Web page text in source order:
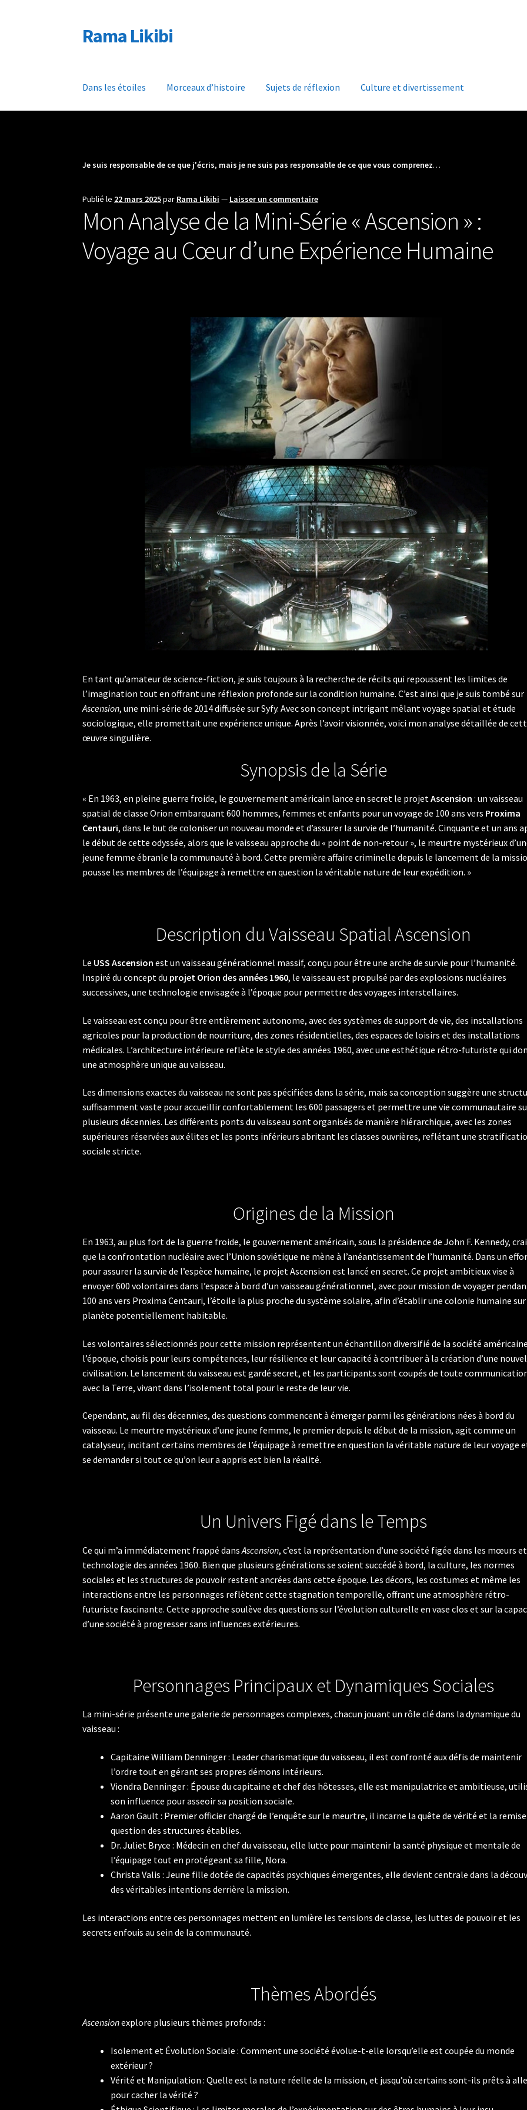
Aller
à
Aller
au
Rama Likibi
Dans les étoiles Morceaux d’histoire Sujets de réflexion Culture et divertissement
Je suis responsable de ce que j'écris, mais je ne suis pas responsable de ce que vous comprenez…
Publié le 22 mars 2025par Rama Likibi — Laisser un commentaire
Mon Analyse de la Mini-Série « Ascension » :
Voyage au Cœur d’une Expérience Humaine
En tant qu’amateur de science-fiction, je suis toujours à la recherche de récits qui repoussent les limites de
l’imagination tout en offrant une réflexion profonde sur la condition humaine. C’est ainsi que je suis tombé sur
Ascension, une mini-série de 2014 diffusée sur Syfy. Avec son concept intrigant mêlant voyage spatial et étude
sociologique, elle promettait une expérience unique. Après l’avoir visionnée, voici mon analyse détaillée de
œuvre singulière.
Synopsis de la Série
« En 1963, en pleine guerre froide, le gouvernement américain lance en secret le projetAscension : un vaisseau
spatial de classe Orion embarquant 600 hommes, femmes et enfants pour un voyage de 100 ans vers Proxima
Centauri, dans le but de coloniser un nouveau monde et d’assurer la survie de l’humanité. Cinquante et un ans
le début de cette odyssée, alors que le vaisseau approche du « point de non-retour », le meurtre mystérieux
jeune femme ébranle la communauté à bord. Cette première affaire criminelle depuis le lancement de la
pousse les membres de l’équipage à remettre en question la véritable nature de leur expédition. »
Description du Vaisseau Spatial Ascension
Le USS Ascension est un vaisseau générationnel massif, conçu pour être une arche de survie pour l’humanité.
Inspiré du concept du projet Orion des années 1960, le vaisseau est propulsé par des explosions nucléaires
successives, une technologie envisagée à l’époque pour permettre des voyages interstellaires.
Le vaisseau est conçu pour être entièrement autonome, avec des systèmes de support de vie, des installations
agricoles pour la production de nourriture, des zones résidentielles, des espaces de loisirs et des installations
médicales. L’architecture intérieure reflète le style des années 1960, avec une esthétique rétro-futuriste qui
une atmosphère unique au vaisseau.
Les dimensions exactes du vaisseau ne sont pas spécifiées dans la série, mais sa conception suggère une
suffisamment vaste pour accueillir confortablement les 600 passagers et permettre une vie communautaire
plusieurs décennies. Les différents ponts du vaisseau sont organisés de manière hiérarchique, avec les zones
supérieures réservées aux élites et les ponts inférieurs abritant les classes ouvrières, reflétant une
sociale stricte.
Origines de la Mission
En 1963, au plus fort de la guerre froide, le gouvernement américain, sous la présidence de John F. Kennedy,
que la confrontation nucléaire avec l’Union soviétique ne mène à l’anéantissement de l’humanité. Dans un
pour assurer la survie de l’espèce humaine, le projet Ascension est lancé en secret. Ce projet ambitieux vise à
envoyer 600 volontaires dans l’espace à bord d’un vaisseau générationnel, avec pour mission de voyager
100 ans vers Proxima Centauri, l’étoile la plus proche du système solaire, afin d’établir une colonie humaine
planète potentiellement habitable.
Les volontaires sélectionnés pour cette mission représentent un échantillon diversifié de la société
l’époque, choisis pour leurs compétences, leur résilience et leur capacité à contribuer à la création d’une
civilisation. Le lancement du vaisseau est gardé secret, et les participants sont coupés de toute
avec la Terre, vivant dans l’isolement total pour le reste de leur vie.
Cependant, au fil des décennies, des questions commencent à émerger parmi les générations nées à bord du
vaisseau. Le meurtre mystérieux d’une jeune femme, le premier depuis le début de la mission, agit comme un
catalyseur, incitant certains membres de l’équipage à remettre en question la véritable nature de leur voyage
se demander si tout ce qu’on leur a appris est bien la réalité.
Un Univers Figé dans le Temps
Ce qui m’a immédiatement frappé dansAscension, c’est la représentation d’une société figée dans les mœurs
technologie des années 1960. Bien que plusieurs générations se soient succédé à bord, la culture, les normes
sociales et les structures de pouvoir restent ancrées dans cette époque. Les décors, les costumes et même les
interactions entre les personnages reflètent cette stagnation temporelle, offrant une atmosphère rétro-
futuriste fascinante. Cette approche soulève des questions sur l’évolution culturelle en vase clos et sur la
d’une société à progresser sans influences extérieures.
Personnages Principaux et Dynamiques Sociales
La mini-série présente une galerie de personnages complexes, chacun jouant un rôle clé dans la dynamique du
vaisseau :
Capitaine William Denninger : Leader charismatique du vaisseau, il est confronté aux défis de maintenir
l’ordre tout en gérant ses propres démons intérieurs.
Viondra Denninger : Épouse du capitaine et chef des hôtesses, elle est manipulatrice et ambitieuse,
son influence pour asseoir sa position sociale.
Aaron Gault : Premier officier chargé de l’enquête sur le meurtre, il incarne la quête de vérité et la
question des structures établies.
Dr. Juliet Bryce : Médecin en chef du vaisseau, elle lutte pour maintenir la santé physique et mentale de
l’équipage tout en protégeant sa fille, Nora.
Christa Valis : Jeune fille dotée de capacités psychiques émergentes, elle devient centrale dans la
des véritables intentions derrière la mission.
Les interactions entre ces personnages mettent en lumière les tensions de classe, les luttes de pouvoir et les
secrets enfouis au sein de la communauté.
Thèmes Abordés
Ascensionexplore plusieurs thèmes profonds :
Isolement et Évolution Sociale : Comment une société évolue-t-elle lorsqu’elle est coupée du monde
extérieur ?
Vérité et Manipulation : Quelle est la nature réelle de la mission, et jusqu’où certains sont-ils prêts à
pour cacher la vérité ?